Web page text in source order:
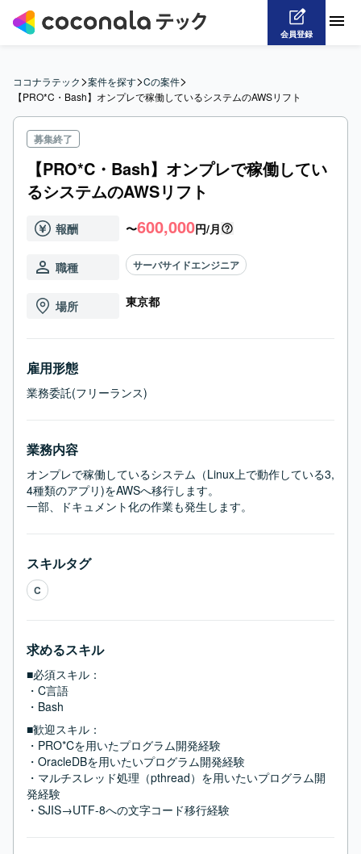
会員登録
ココナラテック>案件を探す>Cの案件>
【PRO*C・Bash】オンプレで稼働しているシステムのAWSリフト
募集終了
【PRO*C・Bash】オンプレで稼働してい
るシステムのAWSリフト
報酬 〜600,000円/月
職種 サーバサイドエンジニア
場所 東京都
雇用形態
業務委託(フリーランス)
業務内容
オンプレで稼働しているシステム（Linux上で動作している3,
4種類のアプリ)をAWSへ移行します。
一部、ドキュメント化の作業も発生します。
スキルタグ
C
求めるスキル
■必須スキル：
・C言語
・Bash
■歓迎スキル：
・PRO*Cを用いたプログラム開発経験
・OracleDBを用いたいプログラム開発経験
・マルチスレッド処理（pthread）を用いたいプログラム開
発経験
・SJIS→UTF-8への文字コード移行経験